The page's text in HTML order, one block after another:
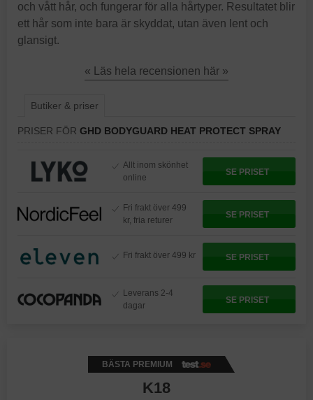
och vått hår, och fungerar för alla hårtyper. Resultatet blir
ett hår som inte bara är skyddat, utan även lent och
glansigt.
« Läs hela recensionen här »
Butiker & priser
PRISER FÖR GHD BODYGUARD HEAT PROTECT SPRAY
Allt inom skönhet
online
SE PRISET
Fri frakt över 499
kr, fria returer
SE PRISET
Fri frakt över 499 kr SE PRISET
Leverans 2-4
dagar
SE PRISET
BÄSTA PREMIUM
K18